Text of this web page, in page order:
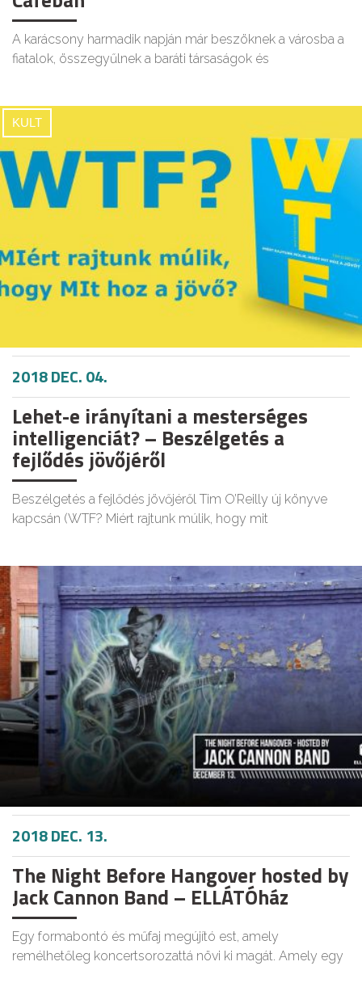
A karácsony harmadik napján már beszöknek a városba a
fiatalok, összegyűlnek a baráti társaságok és
KULT
2018 DEC. 04.
Lehet-e irányítani a mesterséges
intelligenciát? – Beszélgetés a
fejlődés jövőjéről
Beszélgetés a fejlődés jövőjéről Tim O’Reilly új könyve
kapcsán (WTF? Miért rajtunk múlik, hogy mit
2018 DEC. 13.
The Night Before Hangover hosted by
Jack Cannon Band – ELLÁTÓház
Egy formabontó és műfaj megújító est, amely
remélhetőleg koncertsorozattá növi ki magát. Amely egy